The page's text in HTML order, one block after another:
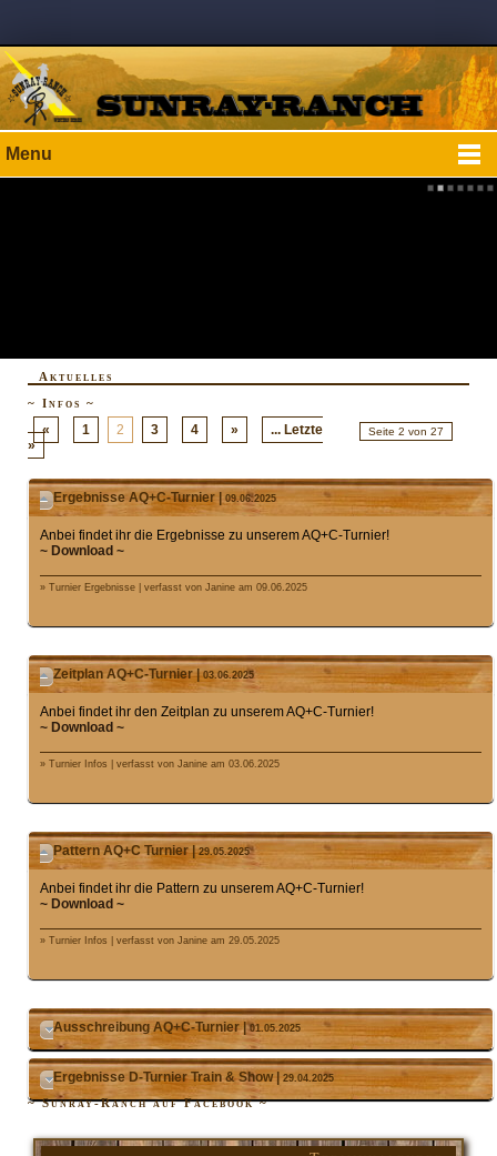
Menu
Aktuelles
~ Infos ~
Seite 2 von 27
« 1 2 3 4 »
... Letzte
»
Ergebnisse AQ+C-Turnier | 09.06.2025
Anbei findet ihr die Ergebnisse zu unserem AQ+C-Turnier!
~ Download ~
» Turnier Ergebnisse | verfasst von Janine am 09.06.2025
Zeitplan AQ+C-Turnier |03.06.2025
Anbei findet ihr den Zeitplan zu unserem AQ+C-Turnier!
~ Download ~
» Turnier Infos | verfasst von Janine am 03.06.2025
Pattern AQ+C Turnier |29.05.2025
Anbei findet ihr die Pattern zu unserem AQ+C-Turnier!
~ Download ~
» Turnier Infos | verfasst von Janine am 29.05.2025
Ausschreibung AQ+C-Turnier |01.05.2025
Ergebnisse D-Turnier Train & Show | 29.04.2025
~ Sunray-Ranch auf Facebook ~